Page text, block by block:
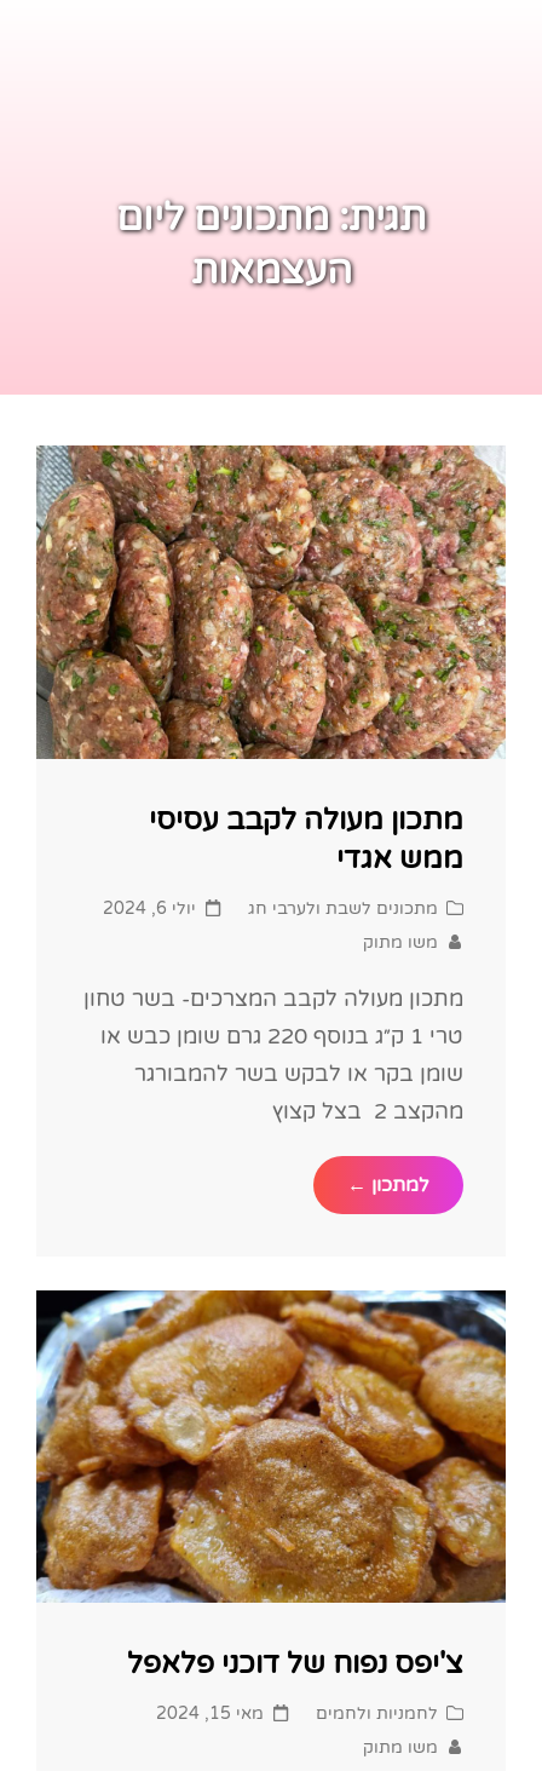
תגית:מתכונים ליום
העצמאות
מתכון מעולה לקבב עסיסי
ממש אגדי
Cat
מתכונים לשבת ולערבי חג
Posted
יולי 6, 2024
משו מתוק
מתכון מעולה לקבב המצרכים- בשר טחון
טרי 1 ק״ג בנוסף 220 גרם שומן כבש או
שומן בקר או לבקש בשר להמבורגר
מהקצב 2 בצל קצוץ
למתכון ← מתכון
מעולה
אגדי
צ'יפס נפוח של דוכני פלאפל
Cat
לחמניות ולחמים
Posted
מאי 15, 2024
משו מתוק